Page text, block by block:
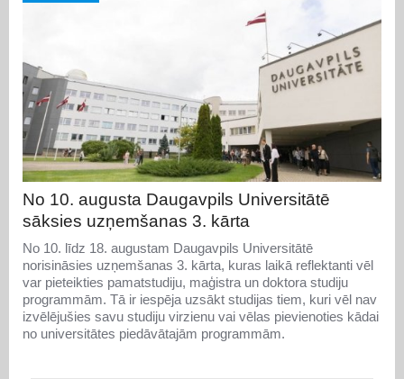
No 10. augusta Daugavpils Universitātē
sāksies uzņemšanas 3. kārta
No 10. līdz 18. augustam Daugavpils Universitātē
norisināsies uzņemšanas 3. kārta, kuras laikā reflektanti vēl
var pieteikties pamatstudiju, maģistra un doktora studiju
programmām. Tā ir iespēja uzsākt studijas tiem, kuri vēl nav
izvēlējušies savu studiju virzienu vai vēlas pievienoties kādai
no universitātes piedāvātajām programmām.